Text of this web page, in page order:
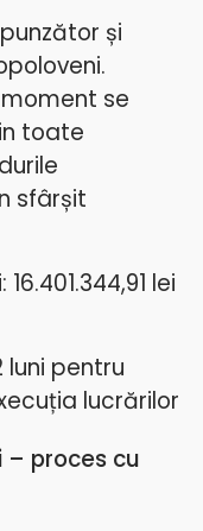
și
se
toate
sfârșit
lei
luni pentru
lucrărilor
– proces cu